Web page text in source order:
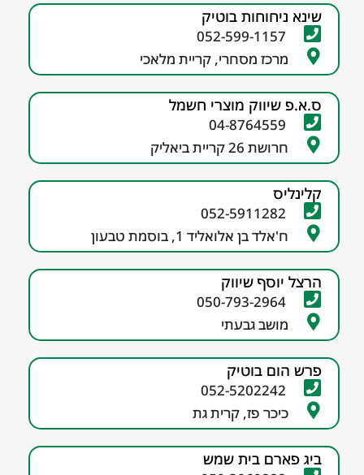
שינא ניחוחות בוטיק
052-599-1157
מרכז מסחרי, קריית מלאכי
ס.א.פ שיווק מוצרי חשמל
04-8764559
חרושת 26 קריית ביאליק
קלינליס
052-5911282
ח'אלד בן אלואליד 1, בוסמת טבעון
הרצל יוסף שיווק
050-793-2964
מושב גבעתי
פרש הום בוטיק
052-5202242
כיכר פז, קרית גת
ביג פארם בית שמש